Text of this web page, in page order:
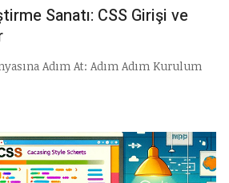
Sanatı: CSS Girişi ve
Adım At: Adım Adım Kurulum